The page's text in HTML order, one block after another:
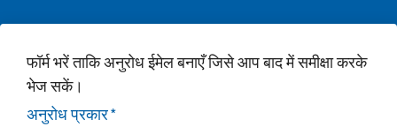
फॉर्म भरें ताकि अनुरोध ईमेल बनाएँ जिसे आप बाद में समीक्षा करके
भेज सकें।
अनुरोध प्रकार*